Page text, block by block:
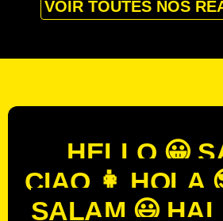
VOIR TOUTES NOS
HELLO 😀
CIAO 👩 HOLA
SALAM 😃